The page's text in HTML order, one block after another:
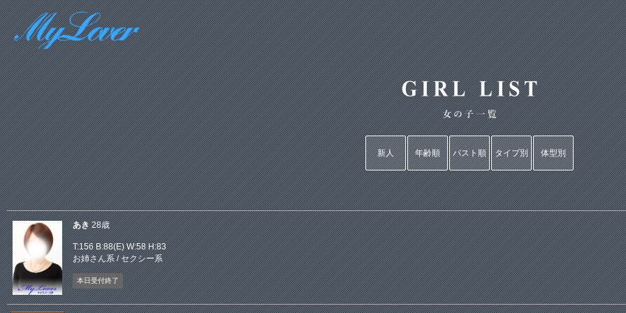
新人 年齢順 バスト順 タイプ別 体型別
あき 28歳
T:156 B:88(E)W:58 H:83
お姉さん系/セクシー系
本日受付終了